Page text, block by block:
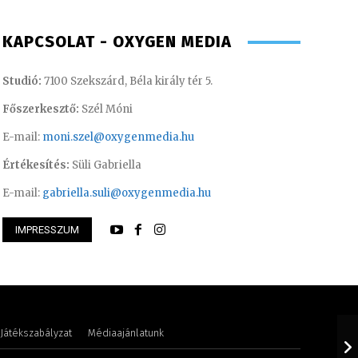
2015
KAPCSOLAT - OXYGEN MEDIA
Studió: 7100 Szekszárd, Béla király tér 5.
Főszerkesztő: Szél Móni
E-mail: moni.szel@oxygenmedia.hu
Értékesítés: Süli Gabriella
E-mail: gabriella.suli@oxygenmedia.hu
IMPRESSZUM
Játékszabályzat Médiaajánlatunk